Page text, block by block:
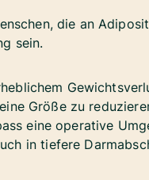
die an
sein.
Größe zu
eine operative
in tiefere